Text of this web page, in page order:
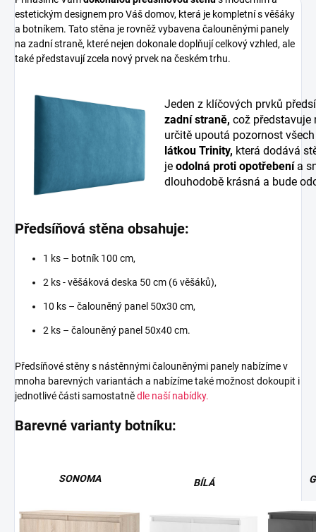
estetickým designem pro Váš domov, která je kompletní s věšáky
a botníkem. Tato stěna je rovněž vybavena čalouněnými panely
na zadní straně, které nejen dokonale doplňují celkový vzhled, ale
také představují zcela nový prvek na českém trhu.
Jeden z klíčových prvků
zadní straně, což
určitě upoutá pozornost
látkou Trinity, která dodává
je odolná proti opotřebenía
dlouhodobě krásná a bude
Předsíňová stěna obsahuje:
1 ks – botník 100 cm,
2 ks - věšáková deska 50 cm (6 věšáků),
10 ks – čalouněný panel 50x30 cm,
2 ks – čalouněný panel 50x40 cm.
Předsíňové stěny s nástěnnými čalouněnými panely nabízíme v
mnoha barevných variantách a nabízíme také možnost dokoupit i
jednotlivé části samostatnědle naší nabídky.
Barevné varianty botníku:
SONOMA BÍLÁ